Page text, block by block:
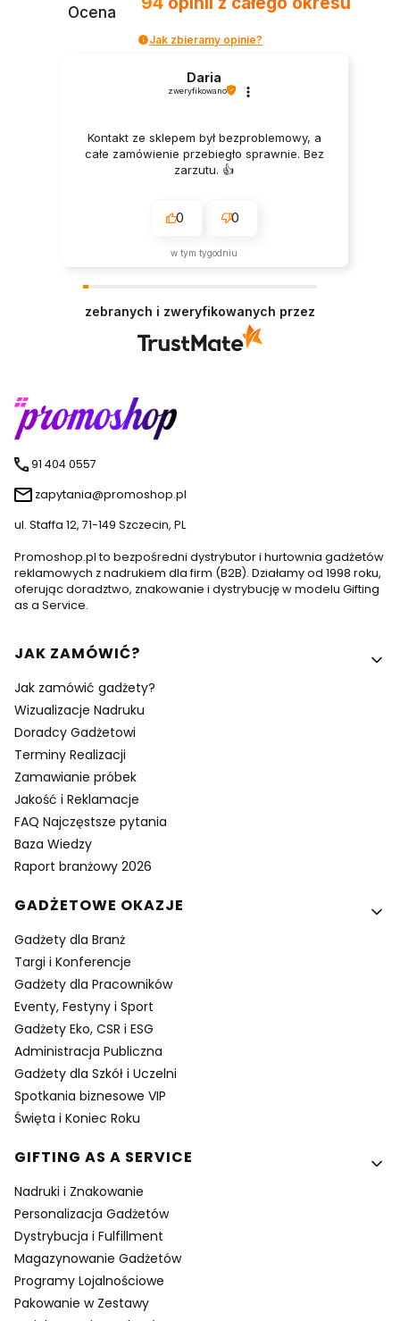
Ocena
Jak zbieramy opinie?
Daria
zweryfikowano
Kontakt ze sklepem był bezproblemowy, a
całe zamówienie przebiegło sprawnie. Bez
zarzutu. 👍️
0 0
w tym tygodniu
zebranych i zweryfikowanych przez
91 404 0557
zapytania@promoshop.pl
ul. Staffa 12, 71-149 Szczecin, PL
Promoshop.pl to bezpośredni dystrybutor i hurtownia gadżetów
reklamowych z nadrukiem dla firm (B2B). Działamy od 1998 roku,
oferując doradztwo, znakowanie i dystrybucję w modelu Gifting
as a Service.
Linki w stopce
JAK ZAMÓWIĆ?
Jak zamówić gadżety?
Wizualizacje Nadruku
Doradcy Gadżetowi
Terminy Realizacji
Zamawianie próbek
Jakość i Reklamacje
FAQ Najczęstsze pytania
Baza Wiedzy
Raport branżowy 2026
GADŻETOWE OKAZJE
Gadżety dla Branż
Targi i Konferencje
Gadżety dla Pracowników
Eventy, Festyny i Sport
Gadżety Eko, CSR i ESG
Administracja Publiczna
Gadżety dla Szkół i Uczelni
Spotkania biznesowe VIP
Święta i Koniec Roku
GIFTING AS A SERVICE
Nadruki i Znakowanie
Personalizacja Gadżetów
Dystrybucja i Fulfillment
Magazynowanie Gadżetów
Programy Lojalnościowe
Pakowanie w Zestawy